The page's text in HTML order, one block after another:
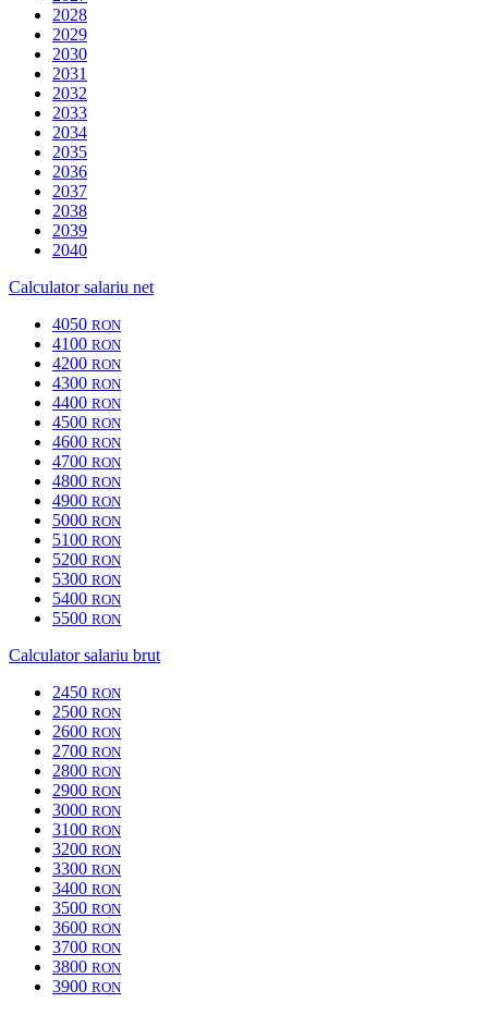
2028
2029
2030
2031
2032
2033
2034
2035
2036
2037
2038
2039
2040
Calculator salariu net
4050 RON
4100 RON
4200 RON
4300 RON
4400 RON
4500 RON
4600 RON
4700 RON
4800 RON
4900 RON
5000 RON
5100 RON
5200 RON
5300 RON
5400 RON
5500 RON
Calculator salariu brut
2450 RON
2500 RON
2600 RON
2700 RON
2800 RON
2900 RON
3000 RON
3100 RON
3200 RON
3300 RON
3400 RON
3500 RON
3600 RON
3700 RON
3800 RON
3900 RON